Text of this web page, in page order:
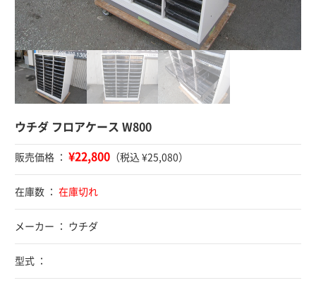
ウチダ フロアケース W800
販売価格 ： ¥22,800 （税込 ¥25,080）
在庫数 ： 在庫切れ
メーカー ： ウチダ
型式 ：